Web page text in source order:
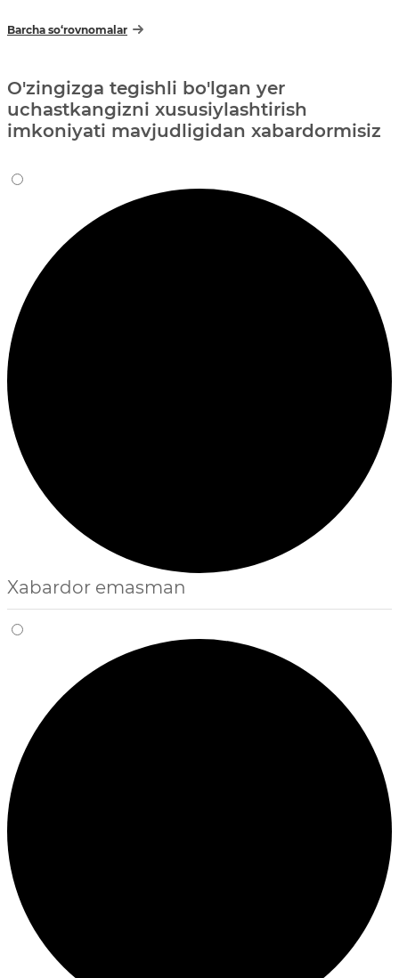
Barcha so‘rovnomalar
O'zingizga tegishli bo'lgan yer
uchastkangizni xususiylashtirish
imkoniyati mavjudligidan xabardormisiz
Xabardor emasman